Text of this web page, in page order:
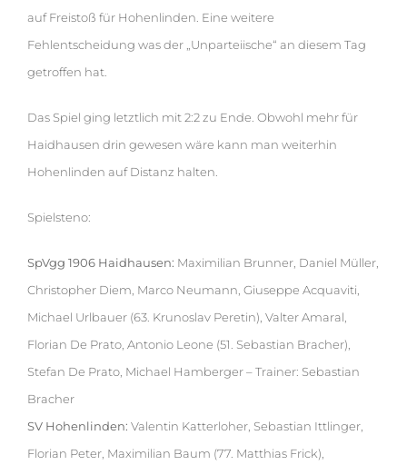
auf Freistoß für Hohenlinden. Eine weitere
Fehlentscheidung was der „Unparteiische“ an diesem Tag
getroffen hat.
Das Spiel ging letztlich mit 2:2 zu Ende. Obwohl mehr für
Haidhausen drin gewesen wäre kann man weiterhin
Hohenlinden auf Distanz halten.
Spielsteno:
SpVgg 1906 Haidhausen: Maximilian Brunner, Daniel Müller,
Christopher Diem, Marco Neumann, Giuseppe Acquaviti,
Michael Urlbauer (63. Krunoslav Peretin), Valter Amaral,
Florian De Prato, Antonio Leone (51. Sebastian Bracher),
Stefan De Prato, Michael Hamberger – Trainer: Sebastian
Bracher
SV Hohenlinden: Valentin Katterloher, Sebastian Ittlinger,
Florian Peter, Maximilian Baum (77. Matthias Frick),